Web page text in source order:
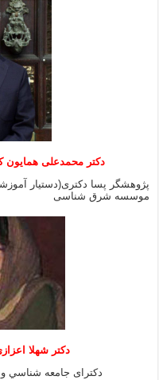
دکتر محمدعلی همایون
پژوهشگر پسا دکتری(دستیار
موسسه شرق شناسی
دكتر شهلا
دكتراى جامعه شناسي